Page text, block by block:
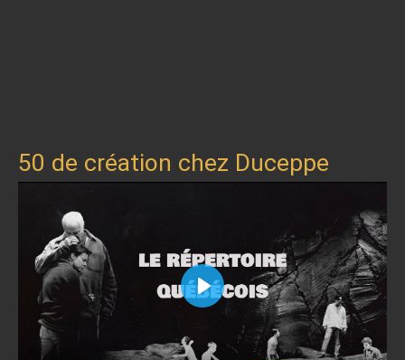
50 de création chez Duceppe
Play